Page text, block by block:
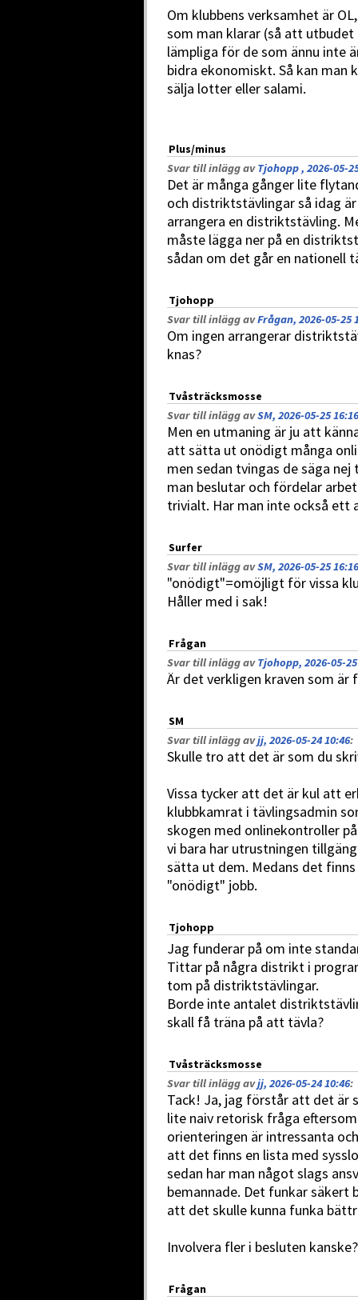
Om klubbens verksamhet är
som man klarar (så att
lämpliga för de som ännu inte
bidra ekonomiskt. Så kan man
sälja lotter eller salami.
Plus/minus
Svar till inlägg avTjohopp , 2026-05-
Det är många gånger lite
och distriktstävlingar så idag
arrangera en distriktstävling.
måste lägga ner på en
sådan om det går en nationell
Tjohopp
Svar till inlägg avFrågan, 2026-05-25
Om ingen arrangerar
knas?
Tvåsträcksmosse
Svar till inlägg avSM, 2026-05-25 16:16
Men en utmaning är ju att
att sätta ut onödigt många
men sedan tvingas de säga
man beslutar och fördelar
trivialt. Har man inte också ett
Surfer
Svar till inlägg avSM, 2026-05-25 16:16
"onödigt"=omöjligt för vissa
Håller med i sak!
Frågan
Svar till inlägg avTjohopp, 2026-05-
Är det verkligen kraven som är
SM
Svar till inlägg avjj, 2026-05-24 10:46:
Skulle tro att det är som du
Vissa tycker att det är kul att
klubbkamrat i tävlingsadmin
skogen med onlinekontroller
vi bara har utrustningen
sätta ut dem. Medans det
"onödigt" jobb.
Tjohopp
Jag funderar på om inte
Tittar på några distrikt i
tom på distriktstävlingar.
Borde inte antalet
skall få träna på att tävla?
Tvåsträcksmosse
Svar till inlägg avjj, 2026-05-24 10:46:
Tack! Ja, jag förstår att det är
lite naiv retorisk fråga
orienteringen är intressanta
att det finns en lista med
sedan har man något slags
bemannade. Det funkar säkert
att det skulle kunna funka
Involvera fler i besluten
Frågan